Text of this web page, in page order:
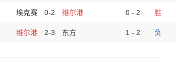
埃克赛 0-2 维尔港 0 - 2 胜
维尔港 2-3 东方 1 - 2 负